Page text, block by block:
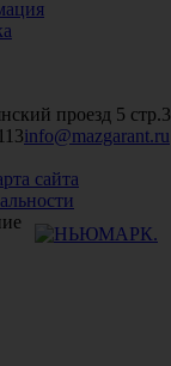
проезд 5 стр.3
info@mazgarant.ru
сайта